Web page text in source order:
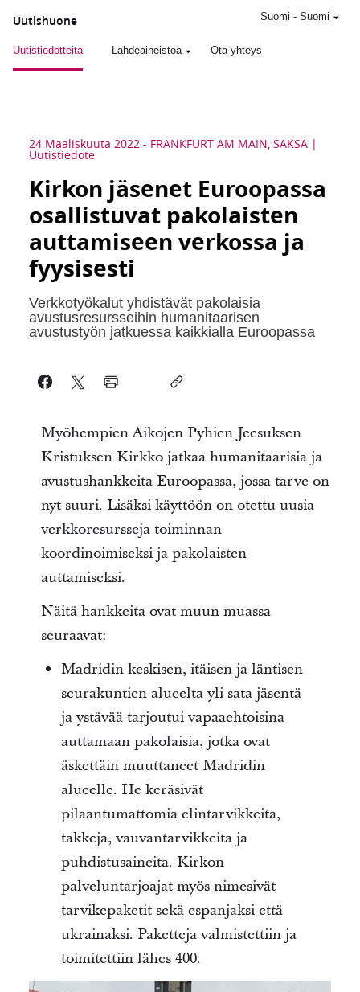
Uutishuone
Uutistiedotteita Lähdeaineistoa Ota yhteys
Suomi - Suomi
24 Maaliskuuta 2022 - FRANKFURT AM MAIN, SAKSA
Uutistiedote
Kirkon jäsenet Euroopassa
osallistuvat pakolaisten
auttamiseen verkossa ja
fyysisesti
Verkkotyökalut yhdistävät pakolaisia
avustusresursseihin humanitaarisen
avustustyön jatkuessa kaikkialla Euroopassa
Myöhempien Aikojen Pyhien Jeesuksen
Kristuksen Kirkko jatkaa humanitaarisia ja
avustushankkeita Euroopassa, jossa tarve on
nyt suuri. Lisäksi käyttöön on otettu uusia
verkkoresursseja toiminnan
koordinoimiseksi ja pakolaisten
auttamiseksi.
Näitä hankkeita ovat muun muassa
seuraavat:
Madridin keskisen, itäisen ja läntisen
seurakuntien alueelta yli sata jäsentä
ja ystävää tarjoutui vapaaehtoisina
auttamaan pakolaisia, jotka ovat
äskettäin muuttaneet Madridin
alueelle. He keräsivät
pilaantumattomia elintarvikkeita,
takkeja, vauvantarvikkeita ja
puhdistusaineita. Kirkon
palveluntarjoajat myös nimesivät
tarvikepaketit sekä espanjaksi että
ukrainaksi. Paketteja valmistettiin ja
toimitettiin lähes 400.